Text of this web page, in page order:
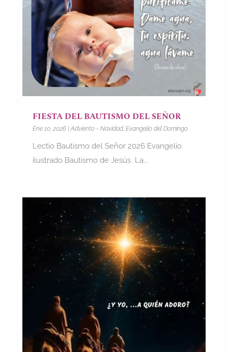
FIESTA DEL BAUTISMO DEL SEÑOR
Ene 10, 2026| Adviento - Navidad, Evangelio del Domingo
Lectio Bautismo del Señor 2026 Evangelio
ilustrado Bautismo de Jesús La...